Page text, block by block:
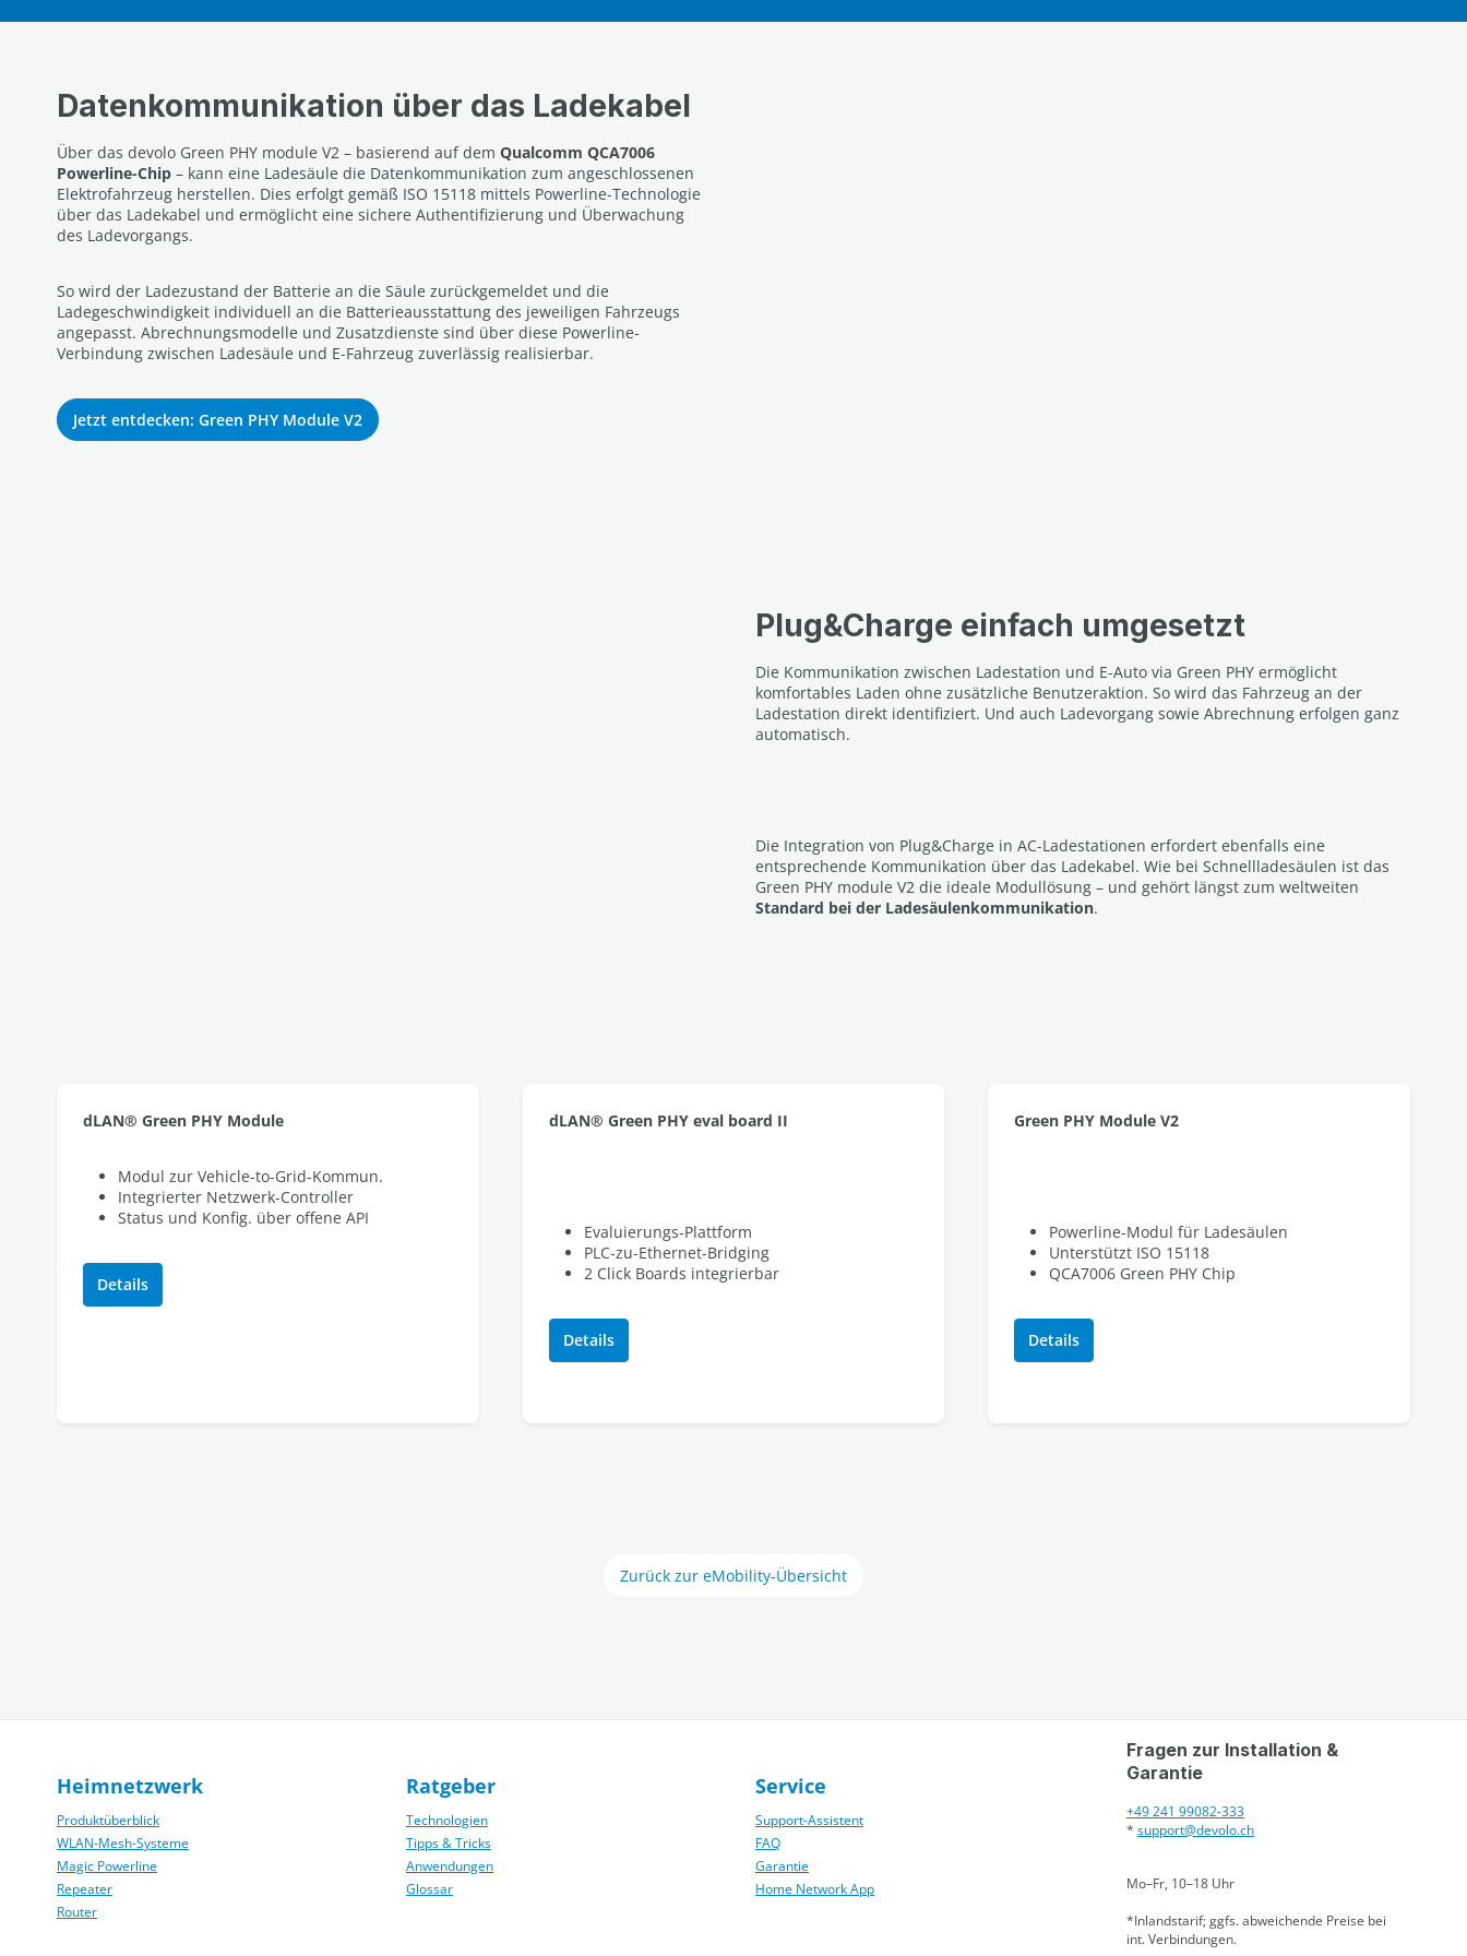
Datenkommunikation über das Ladekabel
Über das devolo Green PHY module V2 – basierend auf dem Qualcomm QCA7006
Powerline-Chip – kann eine Ladesäule die Datenkommunikation zum angeschlossenen
Elektrofahrzeug herstellen. Dies erfolgt gemäß ISO 15118 mittels Powerline-Technologie
über das Ladekabel und ermöglicht eine sichere Authentifizierung und Überwachung
des Ladevorgangs.
So wird der Ladezustand der Batterie an die Säule zurückgemeldet und die
Ladegeschwindigkeit individuell an die Batterieausstattung des jeweiligen Fahrzeugs
angepasst. Abrechnungsmodelle und Zusatzdienste sind über diese Powerline-
Verbindung zwischen Ladesäule und E-Fahrzeug zuverlässig realisierbar.
Jetzt entdecken: Green PHY Module V2
Plug&Charge einfach umgesetzt
Die Kommunikation zwischen Ladestation und E-Auto via Green PHY ermöglicht
komfortables Laden ohne zusätzliche Benutzeraktion. So wird das Fahrzeug an der
Ladestation direkt identifiziert. Und auch Ladevorgang sowie Abrechnung erfolgen ganz
automatisch.
Die Integration von Plug&Charge in AC-Ladestationen erfordert ebenfalls eine
entsprechende Kommunikation über das Ladekabel. Wie bei Schnellladesäulen ist das
Green PHY module V2 die ideale Modullösung – und gehört längst zum weltweiten
Standard bei der Ladesäulenkommunikation.
dLAN® Green PHY Module
Modul zur Vehicle-to-Grid-Kommun.
Integrierter Netzwerk-Controller
Status und Konfig. über offene API
Details
dLAN® Green PHY eval board II
Evaluierungs-Plattform
PLC-zu-Ethernet-Bridging
2 Click Boards integrierbar
Details
Green PHY Module V2
Powerline-Modul für Ladesäulen
Unterstützt ISO 15118
QCA7006 Green PHY Chip
Details
Zurück zur eMobility-Übersicht
Heimnetzwerk
Produktüberblick
WLAN-Mesh-Systeme
Magic Powerline
Repeater
Router
Ratgeber
Technologien
Tipps & Tricks
Anwendungen
Glossar
Service
Support-Assistent
FAQ
Garantie
Home Network App
Fragen zur Installation &
Garantie
+49 241 99082-333
* support@devolo.ch
Mo–Fr, 10–18 Uhr
*Inlandstarif; ggfs. abweichende Preise bei
int. Verbindungen.